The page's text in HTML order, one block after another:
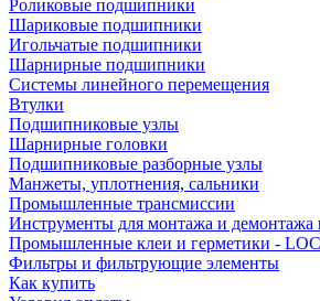
Роликовые подшипники
Шариковые подшипники
Игольчатые подшипники
Шарнирные подшипники
Системы линейного перемещения
Втулки
Подшипниковые узлы
Шарнирные головки
Подшипниковые разборные узлы
Манжеты, уплотнения, сальники
Промышленные трансмиссии
Инструменты для монтажа и
Промышленные клеи и герметики -
Фильтры и фильтрующие элементы
Как купить